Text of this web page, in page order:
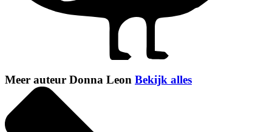
Meer auteur Donna Leon Bekijk alles